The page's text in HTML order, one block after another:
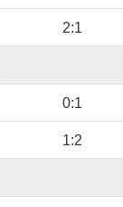
2:1
0:1
1:2